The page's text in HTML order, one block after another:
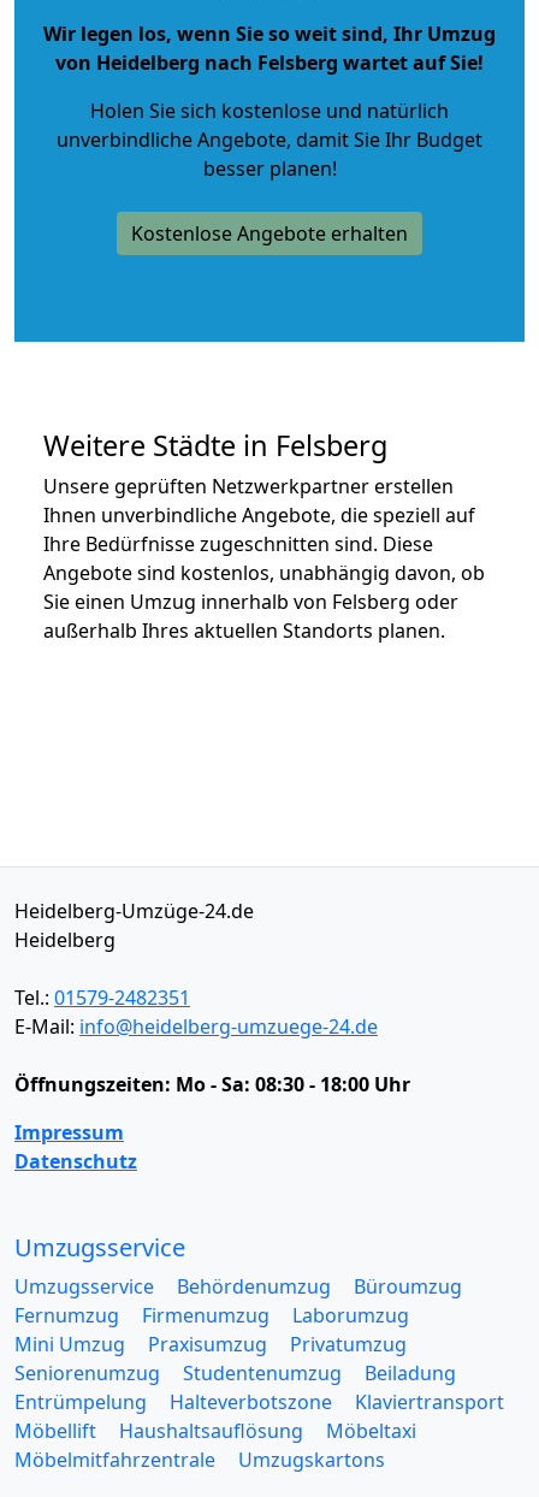
Wir legen los, wenn Sie so weit sind, Ihr Umzug
von Heidelberg nach Felsberg wartet auf Sie!
Holen Sie sich kostenlose und natürlich
unverbindliche Angebote, damit Sie Ihr Budget
besser planen!
Kostenlose Angebote erhalten
Weitere Städte in Felsberg
Unsere geprüften Netzwerkpartner erstellen
Ihnen unverbindliche Angebote, die speziell auf
Ihre Bedürfnisse zugeschnitten sind. Diese
Angebote sind kostenlos, unabhängig davon, ob
Sie einen Umzug innerhalb von Felsberg oder
außerhalb Ihres aktuellen Standorts planen.
Heidelberg-Umzüge-24.de
Heidelberg
Tel.: 01579-2482351
E-Mail: info@heidelberg-umzuege-24.de
Öffnungszeiten: Mo - Sa: 08:30 - 18:00 Uhr
Impressum
Datenschutz
Umzugsservice
Umzugsservice Behördenumzug
Büroumzug
Fernumzug
Firmenumzug
Laborumzug
Mini Umzug
Praxisumzug
Privatumzug
Seniorenumzug
Studentenumzug
Beiladung
Entrümpelung
Halteverbotszone
Klaviertransport
Möbellift
Haushaltsauflösung
Möbeltaxi
Möbelmitfahrzentrale
Umzugskartons